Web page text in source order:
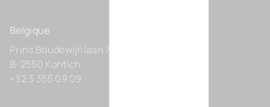
Belgique
Prins Boudewijnlaan 7 C0201
B-2550 Kontich
+32 3 355 09 09